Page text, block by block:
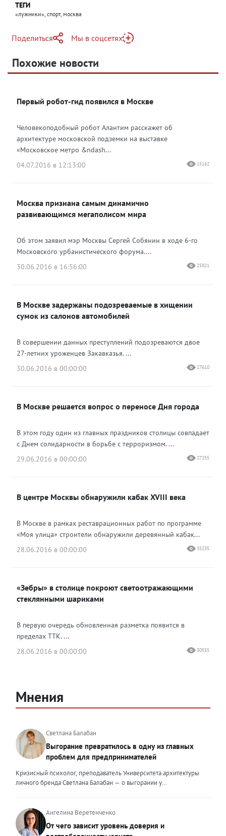
ТЕГИ
«лужники», спорт, москва
Поделиться
Telegram
Одноклассники
Мы в соцсетях
Яндекс Дзен
Похожие новости
Первый робот-гид появился в Москве
Человекоподобный робот Алантим расскажет об
архитектуре московской подземки на выставке
«Московское метро &ndash...
04.07.2016 в 12:13:00
15162
Москва признана самым динамично
развивающимся мегаполисом мира
Об этом заявил мэр Москвы Сергей Собянин в ходе 6-го
Московского урбанистического форума....
30.06.2016 в 16:56:00
25821
В Москве задержаны подозреваемые в хищении
сумок из салонов автомобилей
В совершении данных преступлений подозреваются двое
27-летних уроженцев Закавказья. ...
30.06.2016 в 00:00:00
27610
В Москве решается вопрос о переносе Дня города
В этом году один из главных праздников столицы совпадает
с Днем солидарности в борьбе с терроризмом. ...
29.06.2016 в 00:00:00
27255
В центре Москвы обнаружили кабак XVIII века
В Москве в рамках реставрационных работ по программе
«Моя улица» строители обнаружили деревянный кабак...
28.06.2016 в 00:00:00
35235
«Зебры» в столице покроют светоотражающими
стеклянными шариками
В первую очередь обновленная разметка появится в
пределах ТТК. ...
28.06.2016 в 00:00:00
30555
Мнения
Светлана Балабан
Выгорание превратилось в одну из главных
проблем для предпринимателей
Кризисный психолог, преподаватель Университета архитектуры
личного бренда Светлана Балабан — о выгорании у
проблемой, однако выгорание у предпринимателей заметно
отличается от выгорания у наёмных сотрудников. Наёмный
сотрудник может уйти на больничный или в отпуск, пожаловаться
Ангелина Веретенченко
От чего зависит уровень доверия и